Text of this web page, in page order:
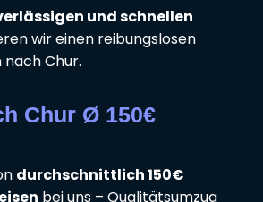
und schnellen
wir einen reibungslosen
nach Chur.
Chur Ø 150€
durchschnittlich 150€
bei uns – Qualitätsumzug